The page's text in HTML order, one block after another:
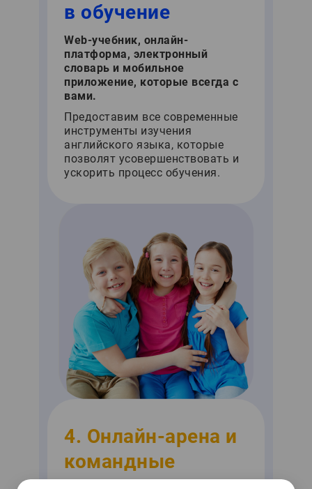
в обучение
Web-учебник, онлайн-
платформа, электронный
словарь и мобильное
приложение, которые всегда с
вами.
Предоставим все современные
инструменты изучения
английского языка, которые
позволят усовершенствовать и
ускорить процесс обучения.
4. Онлайн-арена и
командные